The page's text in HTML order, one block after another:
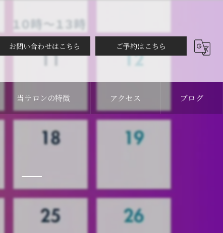
お問い合わせはこちら ご予約はこちら
当サロンの特徴 アクセス ブログ